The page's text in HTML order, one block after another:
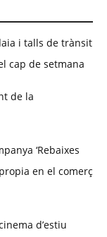
i talls de trànsit
cap de setmana
de la
‘Rebaixes
en el comerç
d’estiu